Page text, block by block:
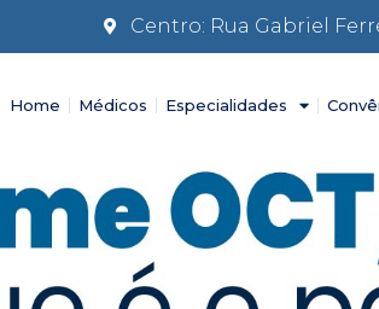
Centro: Rua Gabriel
Home Médicos Especialidades